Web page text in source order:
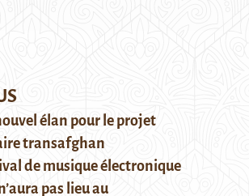
élan pour le projet
transafghan
de musique électronique
pas lieu au